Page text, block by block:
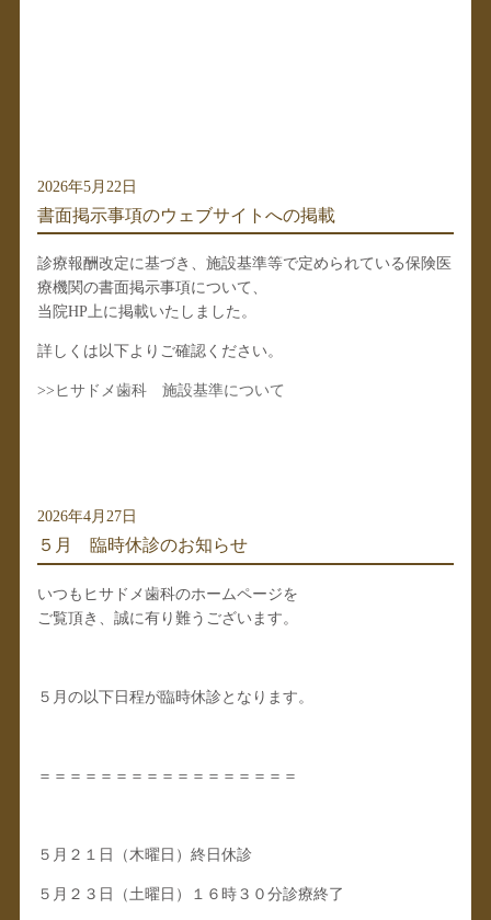
2026年5月22日
書面掲示事項のウェブサイトへの掲載
診療報酬改定に基づき、施設基準等で定められている保険医
療機関の書面掲示事項について、
当院HP上に掲載いたしました。
詳しくは以下よりご確認ください。
>> ヒサドメ歯科 施設基準について
2026年4月27日
５月 臨時休診のお知らせ
いつもヒサドメ歯科のホームページを
ご覧頂き、誠に有り難うございます。
５月の以下日程が臨時休診となります。
＝＝＝＝＝＝＝＝＝＝＝＝＝＝＝＝＝
５月２１日（木曜日）終日休診
５月２３日（土曜日）１６時３０分診療終了